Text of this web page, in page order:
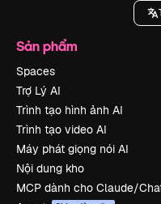
Sản phẩm
Spaces
Trợ Lý AI
Trình tạo hình ảnh AI
Trình tạo video AI
Máy phát giọng nói AI
Nội dung kho
MCP dành cho Claude/